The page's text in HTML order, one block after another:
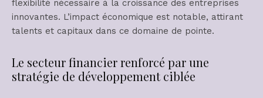
flexibilité nécessaire à la croissance des entreprises
innovantes. L’impact économique est notable, attirant
talents et capitaux dans ce domaine de pointe.
Le secteur financier renforcé par une
stratégie de développement ciblée